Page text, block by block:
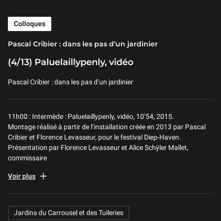
(4/13) Paluelaillypenly, vidéo
Colloques
Pascal Cribier : dans les pas d’un jardinier
Pascal Cribier : dans les pas d’un jardinier
11h00 : Intermède : Paluelaillypenly, vidéo, 10’54, 2015.
Montage réalisé à partir de l’installation créée en 2013 par Pascal
Cribier et Florence Levasseur, pour le festival Diep-Haven.
Présentation par Florence Levasseur et Alice Schÿler Mallet,
commissaire
Pascal Cribier : dans les pas d’un jardinier
Sous la direction scientifique d’Hervé Brunon et Monique Mosser,
CNRS, Centre André Chastel, Paris
Voir plus
Related Keywords
Jardins du Carrousel et des Tuileries